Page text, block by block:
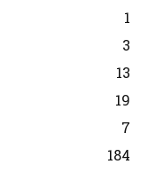
1
3
13
19
7
184